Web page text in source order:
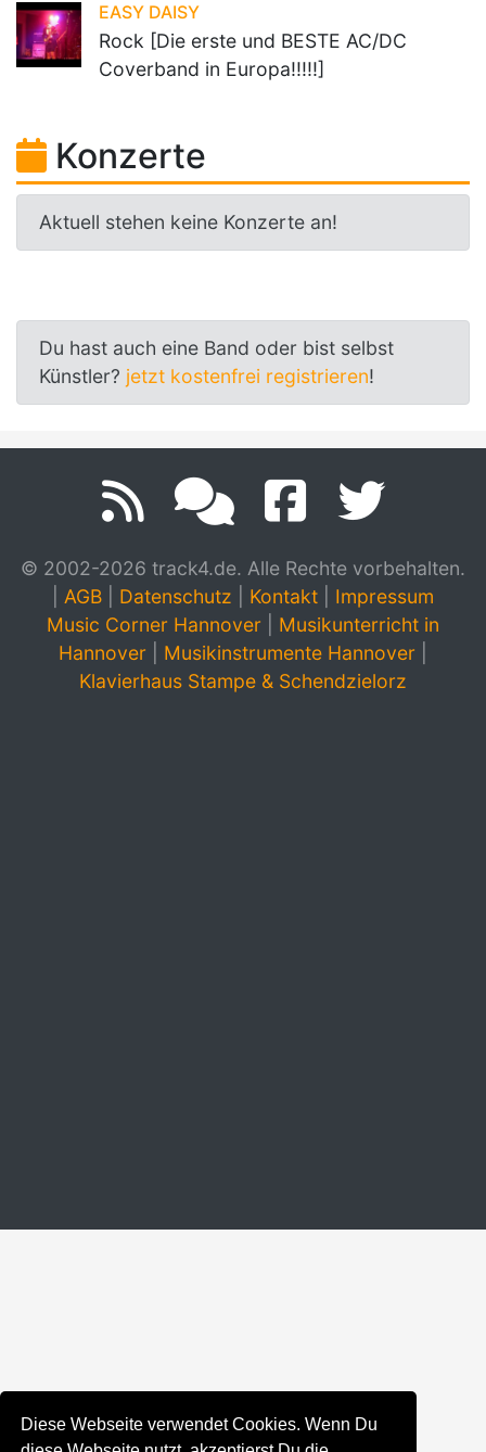
Diese Webseite verwendet Cookies. Wenn Du
EASY DAISY
Rock [Die erste und BESTE AC/DC
Coverband in Europa!!!!!]
Konzerte
Aktuell stehen keine Konzerte an!
Du hast auch eine Band oder bist selbst
Künstler? jetzt kostenfrei registrieren!
© 2002-2026 track4.de. Alle Rechte vorbehalten.
AGB Datenschutz Kontakt
Impressum
Music Corner Hannover
Musikunterricht in
Hannover
Musikinstrumente Hannover
Klavierhaus Stampe & Schendzielorz